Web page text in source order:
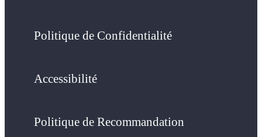
Politique de Confidentialité
Accessibilité
Politique de Recommandation